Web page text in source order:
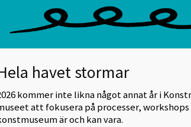
havet stormar
kommer inte likna något annat år i
att fokusera på processer,
är och kan vara.